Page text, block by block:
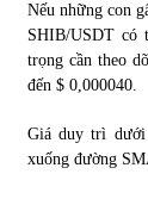
Nếu những con
SHIB/USDT có
trọng cần theo
đến $ 0,000040.
Giá duy trì dưới
xuống đường